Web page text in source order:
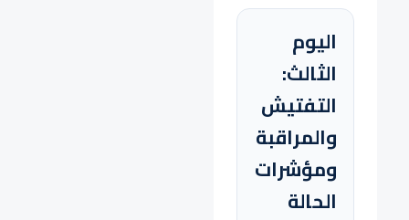
اليوم
الثالث:
التفتيش
والمراقبة
ومؤشرات
الحالة